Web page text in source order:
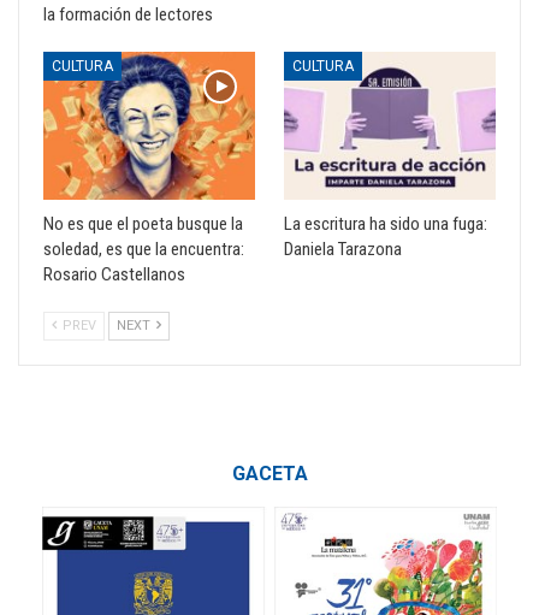
la formación de lectores
CULTURA
No es que el poeta busque la
soledad, es que la encuentra:
Rosario Castellanos
CULTURA
La escritura ha sido una fuga:
Daniela Tarazona
PREV NEXT
GACETA